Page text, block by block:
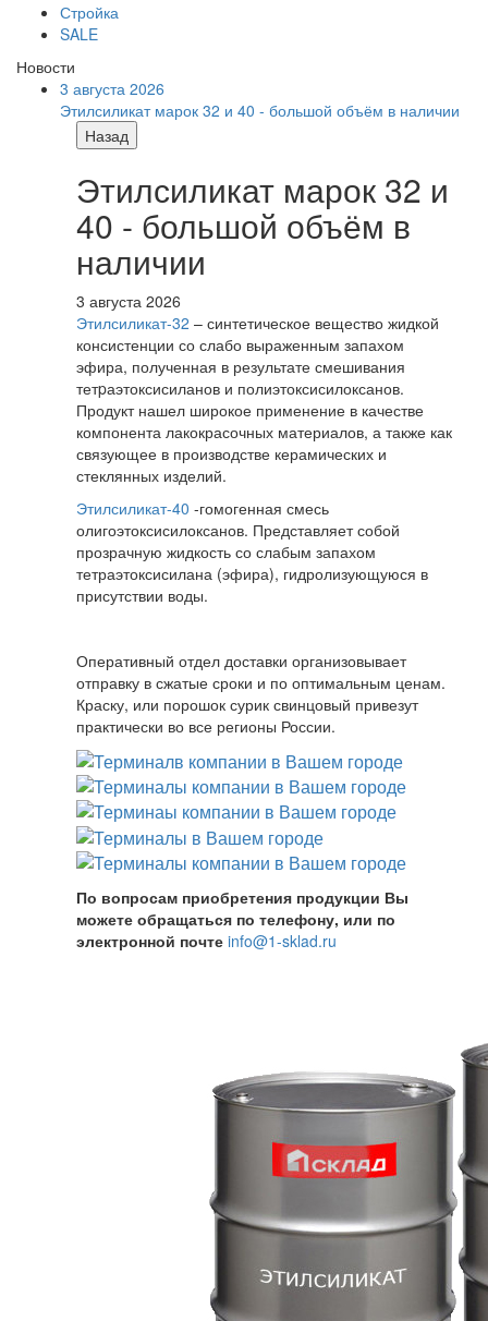
Стройка
SALE
Новости
3 августа 2026
Этилсиликат марок 32 и 40 - большой объём в наличии
Назад
Этилсиликат марок 32 и
40 - большой объём в
наличии
3 августа 2026
Этилсиликат-32 – синтетическое вещество жидкой
консистенции со слабо выраженным запахом
эфира, полученная в результате смешивания
тетpаэтоксисиланов и полиэтоксисилоксанов.
Продукт нашел широкое применение в качестве
компонента лакокрасочных материалов, а также как
связующее в производстве керамических и
стеклянных изделий.
Этилсиликат-40 -гомогенная смесь
олигоэтоксисилоксанов. Представляет собой
прозрачную жидкость со слабым запахом
тетраэтоксисилана (эфира), гидролизующуюся в
присутствии воды.
Оперативный отдел доставки организовывает
отправку в сжатые сроки и по оптимальным ценам.
Краску, или порошок сурик свинцовый привезут
практически во все регионы России.
По вопросам приобретения продукции Вы
можете обращаться по телефону, или по
электронной почте info@1-sklad.ru